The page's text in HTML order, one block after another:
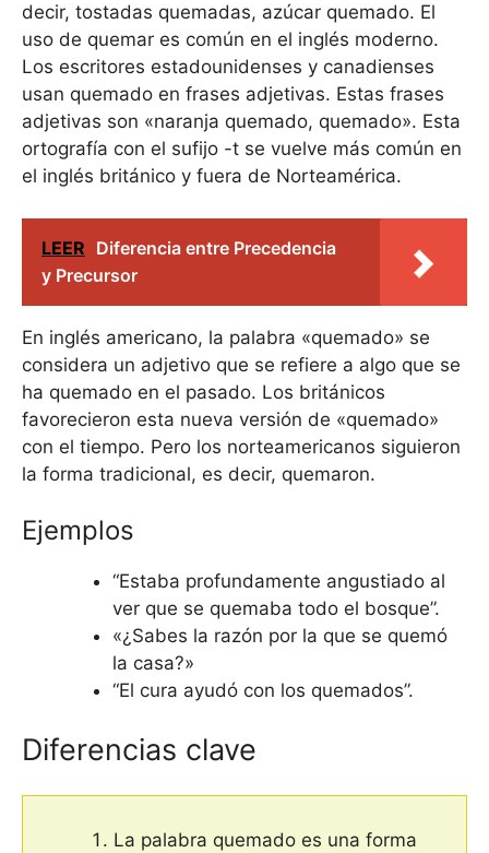
decir, tostadas quemadas, azúcar quemado. El
uso de quemar es común en el inglés moderno.
Los escritores estadounidenses y canadienses
usan quemado en frases adjetivas. Estas frases
adjetivas son «naranja quemado, quemado». Esta
ortografía con el sufijo -t se vuelve más común en
el inglés británico y fuera de Norteamérica.
LEER Diferencia entre Precedencia
y Precursor
En inglés americano, la palabra «quemado» se
considera un adjetivo que se refiere a algo que se
ha quemado en el pasado. Los británicos
favorecieron esta nueva versión de «quemado»
con el tiempo. Pero los norteamericanos siguieron
la forma tradicional, es decir, quemaron.
Ejemplos
“Estaba profundamente angustiado al
ver que se quemaba todo el bosque”.
«¿Sabes la razón por la que se quemó
la casa?»
“El cura ayudó con los quemados”.
Diferencias clave
La palabra quemado es una forma